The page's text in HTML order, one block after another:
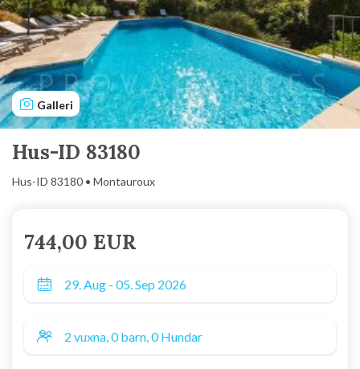
Galleri
Hus-ID 83180
Hus-ID 83180 • Montauroux
744,00 EUR